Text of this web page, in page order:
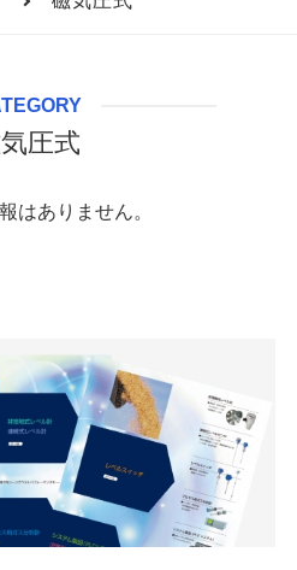
圧式
はありません。